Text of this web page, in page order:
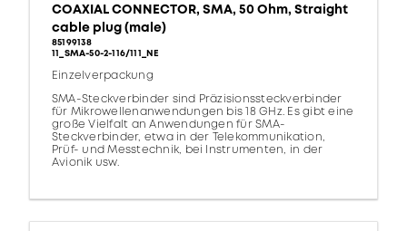
COAXIAL CONNECTOR, SMA, 50 Ohm, Straight
cable plug (male)
85199138
11_SMA-50-2-116/111_NE
Einzelverpackung
SMA-Steckverbinder sind Präzisionssteckverbinder
für Mikrowellenanwendungen bis 18 GHz. Es gibt eine
große Vielfalt an Anwendungen für SMA-
Steckverbinder, etwa in der Telekommunikation,
Prüf- und Messtechnik, bei Instrumenten, in der
Avionik usw.